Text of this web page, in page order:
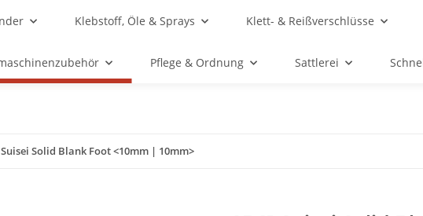
Klebstoff, Öle & Sprays Klett- & Reißverschlüsse
Pflege & Ordnung Sattlerei
Suisei Solid Blank Foot <10mm | 10mm>